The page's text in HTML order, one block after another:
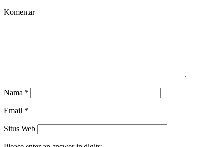
Komentar
Nama *
Email *
Situs Web